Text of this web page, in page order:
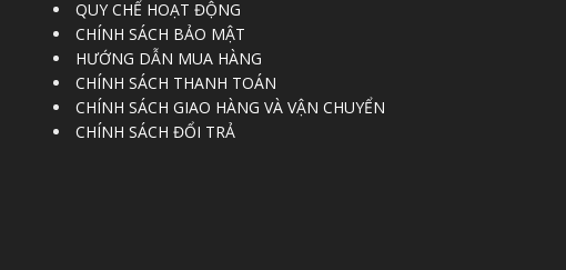
QUY CHẾ HOẠT ĐỘNG
CHÍNH SÁCH BẢO MẬT
HƯỚNG DẪN MUA HÀNG
CHÍNH SÁCH THANH TOÁN
CHÍNH SÁCH GIAO HÀNG VÀ VẬN CHUYỂN
CHÍNH SÁCH ĐỔI TRẢ